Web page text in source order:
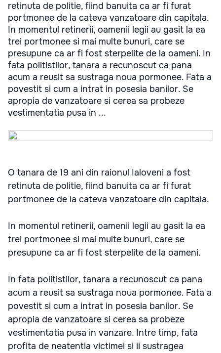
retinuta de politie, fiind banuita ca ar fi furat
portmonee de la cateva vanzatoare din capitala.
In momentul retinerii, oamenii legii au gasit la ea
trei portmonee si mai multe bunuri, care se
presupune ca ar fi fost sterpelite de la oameni. In
fata politistilor, tanara a recunoscut ca pana
acum a reusit sa sustraga noua pormonee. Fata a
povestit si cum a intrat in posesia banilor. Se
apropia de vanzatoare si cerea sa probeze
vestimentatia pusa in ...
O tanara de 19 ani din raionul Ialoveni a fost
retinuta de politie, fiind banuita ca ar fi furat
portmonee de la cateva vanzatoare din capitala.
In momentul retinerii, oamenii legii au gasit la ea
trei portmonee si mai multe bunuri, care se
presupune ca ar fi fost sterpelite de la oameni.
In fata politistilor, tanara a recunoscut ca pana
acum a reusit sa sustraga noua pormonee. Fata a
povestit si cum a intrat in posesia banilor. Se
apropia de vanzatoare si cerea sa probeze
vestimentatia pusa in vanzare. Intre timp, fata
profita de neatentia victimei si ii sustragea